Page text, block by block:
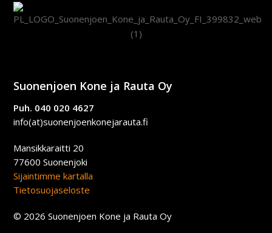
Suonenjoen Kone ja Rauta Oy
Puh. 040 020 4627
info(at)suonenjoenkonejarauta.fi
Mansikkaraitti 20
77600 Suonenjoki
Sijaintimme kartalla
Tietosuojaseloste
© 2026 Suonenjoen Kone ja Rauta Oy